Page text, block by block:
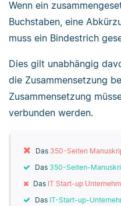
Wenn ein
Buchstaben, eine
muss ein Bindestrich
Dies gilt unabhängig
die Zusammensetzung
Zusammensetzung
verbunden werden.
Das 350-Seiten
Das 350-Seiten-
Das IT Start-up
Das IT-Start-up-